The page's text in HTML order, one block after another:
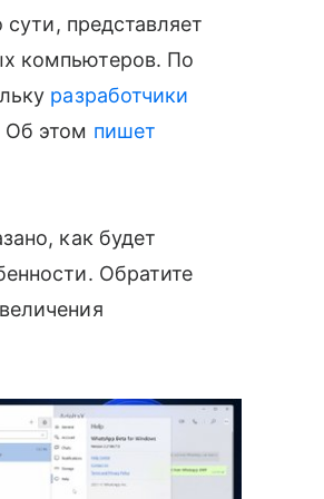
представляет
компьютеров. По
разработчики
Об этом пишет
как будет
Обратите